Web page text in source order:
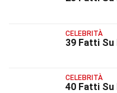
CELEBRITÀ
39 Fatti Su
CELEBRITÀ
40 Fatti Su